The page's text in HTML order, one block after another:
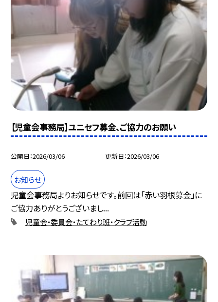
【児童会事務局】ユニセフ募金、ご協力のお願い
公開日 2026/03/06 更新日 2026/03/06
お知らせ
児童会事務局よりお知らせです。前回は「赤い羽根募金」に
ご協力ありがとうございまし...
児童会・委員会・たてわり班・クラブ活動